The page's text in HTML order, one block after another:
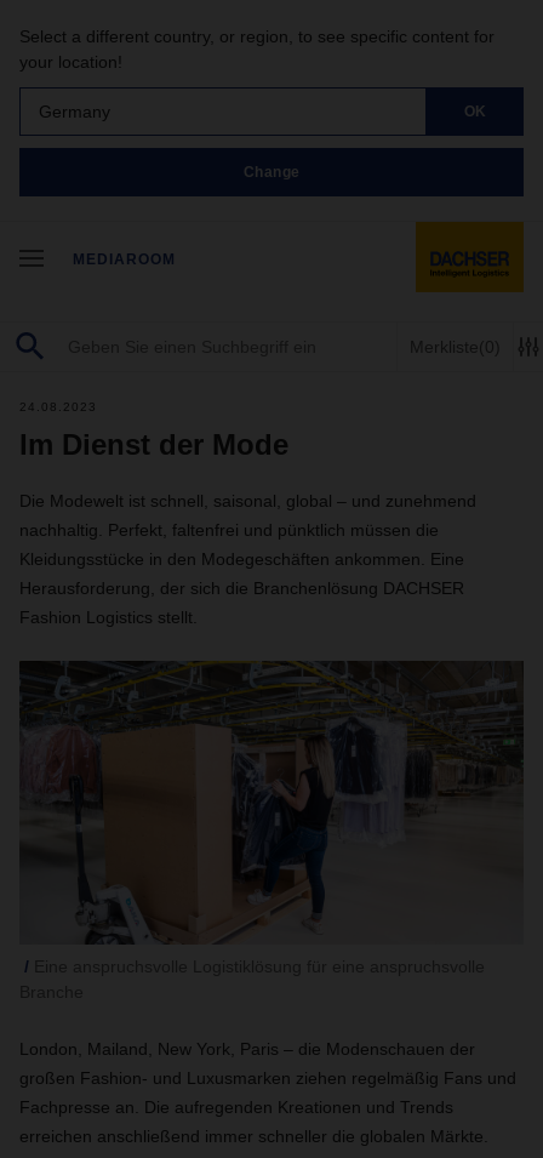
Select a different country, or region, to see specific content for
your location!
Germany OK
Change
MEDIAROOM
Merkliste(0)
24.08.2023
Im Dienst der Mode
Die Modewelt ist schnell, saisonal, global – und zunehmend
nachhaltig. Perfekt, faltenfrei und pünktlich müssen die
Kleidungsstücke in den Modegeschäften ankommen. Eine
Herausforderung, der sich die Branchenlösung DACHSER
Fashion Logistics stellt.
London, Mailand, New York, Paris – die Modenschauen der
großen Fashion- und Luxusmarken ziehen regelmäßig Fans und
Fachpresse an. Die aufregenden Kreationen und Trends
erreichen anschließend immer schneller die globalen Märkte.